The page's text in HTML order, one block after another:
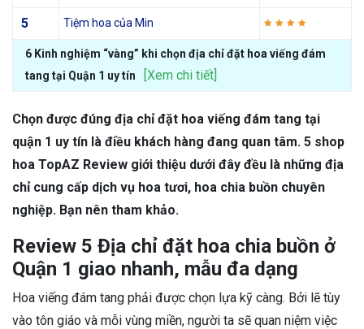
5 Tiệm hoa của Min
6 Kinh nghiệm “vàng” khi chọn địa chỉ đặt hoa viếng đám
tang tại Quận 1 uy tín
[Xem chi tiết]
Chọn được đúng địa chỉ đặt hoa viếng đám tang tại
quận 1 uy tín là điều khách hàng đang quan tâm. 5 shop
hoa TopAZ Review giới thiệu dưới đây đều là những địa
chỉ cung cấp dịch vụ hoa tươi, hoa chia buồn chuyên
nghiệp. Bạn nên tham khảo.
Review 5 Địa chỉ đặt hoa chia buồn ở
Quận 1 giao nhanh, mẫu đa dạng
Hoa viếng đám tang phải được chọn lựa kỹ càng. Bởi lẽ tùy
vào tôn giáo và mỗi vùng miền, người ta sẽ quan niệm việc